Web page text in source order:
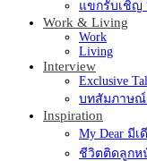
แขกรับเชิญ
Work & Living
Work
Living
Interview
Exclusive
บทสัมภาษณ์
Inspiration
My Dear มีเ
ชีวิตติดลูกห